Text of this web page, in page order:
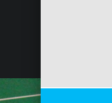
Post navigation